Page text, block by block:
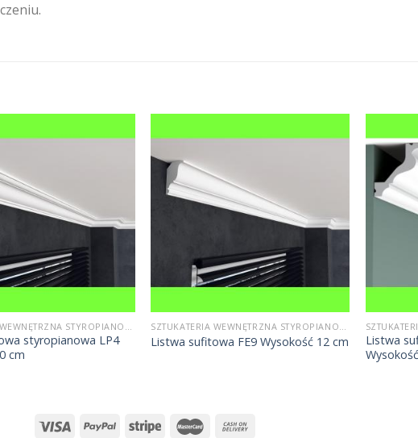
styropianowa LP4
cm
Listwa sufitowa FE9 Wysokość 12 cm
Listwa